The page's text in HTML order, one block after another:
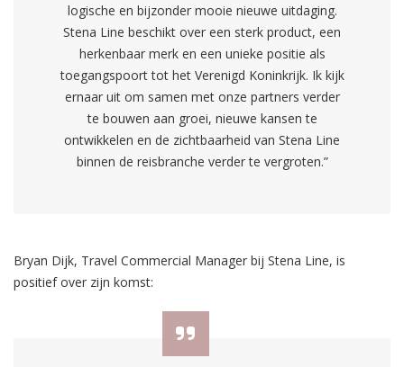
logische en bijzonder mooie nieuwe uitdaging.
Stena Line beschikt over een sterk product, een
herkenbaar merk en een unieke positie als
toegangspoort tot het Verenigd Koninkrijk. Ik kijk
ernaar uit om samen met onze partners verder
te bouwen aan groei, nieuwe kansen te
ontwikkelen en de zichtbaarheid van Stena Line
binnen de reisbranche verder te vergroten.”
Bryan Dijk, Travel Commercial Manager bij Stena Line, is
positief over zijn komst: